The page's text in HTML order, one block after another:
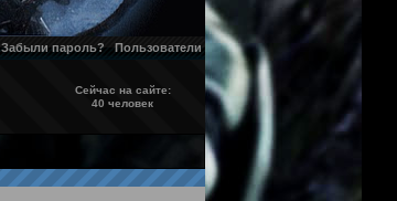
Забыли пароль? Пользователи
Сейчас на сайте:
40 человек